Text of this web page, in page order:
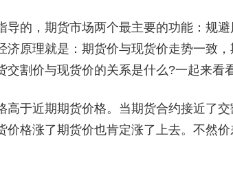
的，期货市场两个最主要的功能：规避
济原理就是：期货价与现货价走势一致
割价与现货价的关系是什么?一起来看看
于近期期货价格。当期货合约接近了交
价格涨了期货价也肯定涨了上去。不然